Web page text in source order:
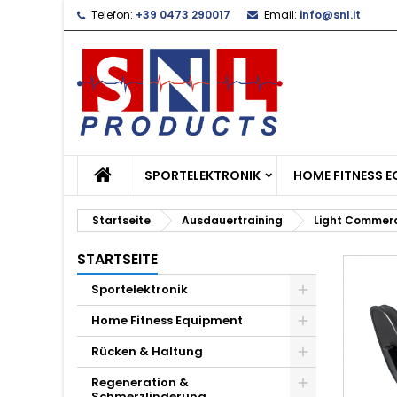
Telefon: +39 0473 290017 Email: info@snl.it
SPORTELEKTRONIK HOME FITNESS
Startseite Ausdauertraining Light
STARTSEITE
Sportelektronik
Home Fitness Equipment
Rücken & Haltung
Regeneration &